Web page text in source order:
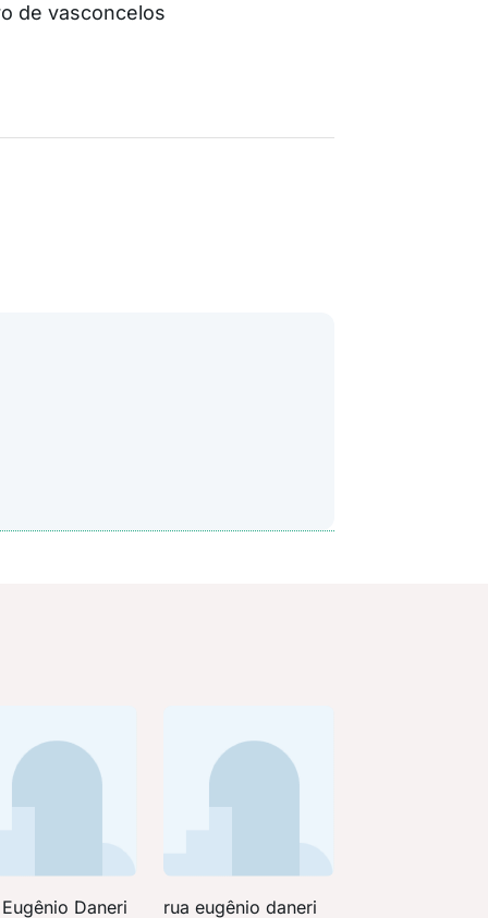
de vasconcelos
Daneri rua eugênio daneri